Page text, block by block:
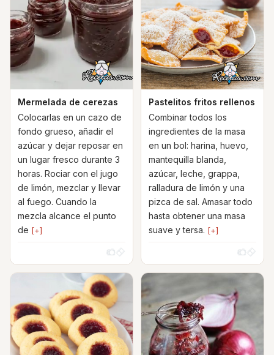
Mermelada de cerezas
Colocarlas en un cazo de
fondo grueso, añadir el
azúcar y dejar reposar en
un lugar fresco durante 3
horas. Rociar con el jugo
de limón, mezclar y llevar
al fuego. Cuando la
mezcla alcance el punto
de [+]
Pastelitos fritos rellenos
Combinar todos los
ingredientes de la masa
en un bol: harina, huevo,
mantequilla blanda,
azúcar, leche, grappa,
ralladura de limón y una
pizca de sal. Amasar todo
hasta obtener una masa
suave y tersa. [+]